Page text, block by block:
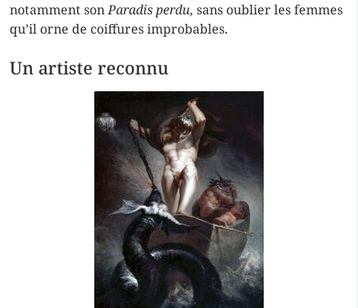
notamment sonParadis perdu, sans oublier les femmes
qu’il orne de coiffures improbables.
Un artiste reconnu